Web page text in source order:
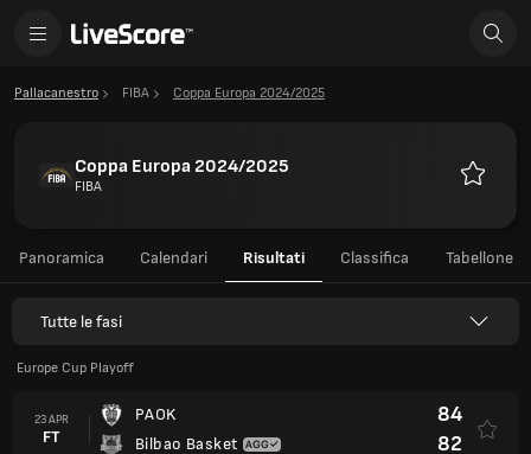
Pallacanestro FIBA Coppa Europa 2024/2025
Coppa Europa 2024/2025
FIBA
Panoramica Calendari Risultati Classifica Tabellone
Tutte le fasi
Europe Cup Playoff
23 APR
FT
PAOK
Bilbao Basket
84
82